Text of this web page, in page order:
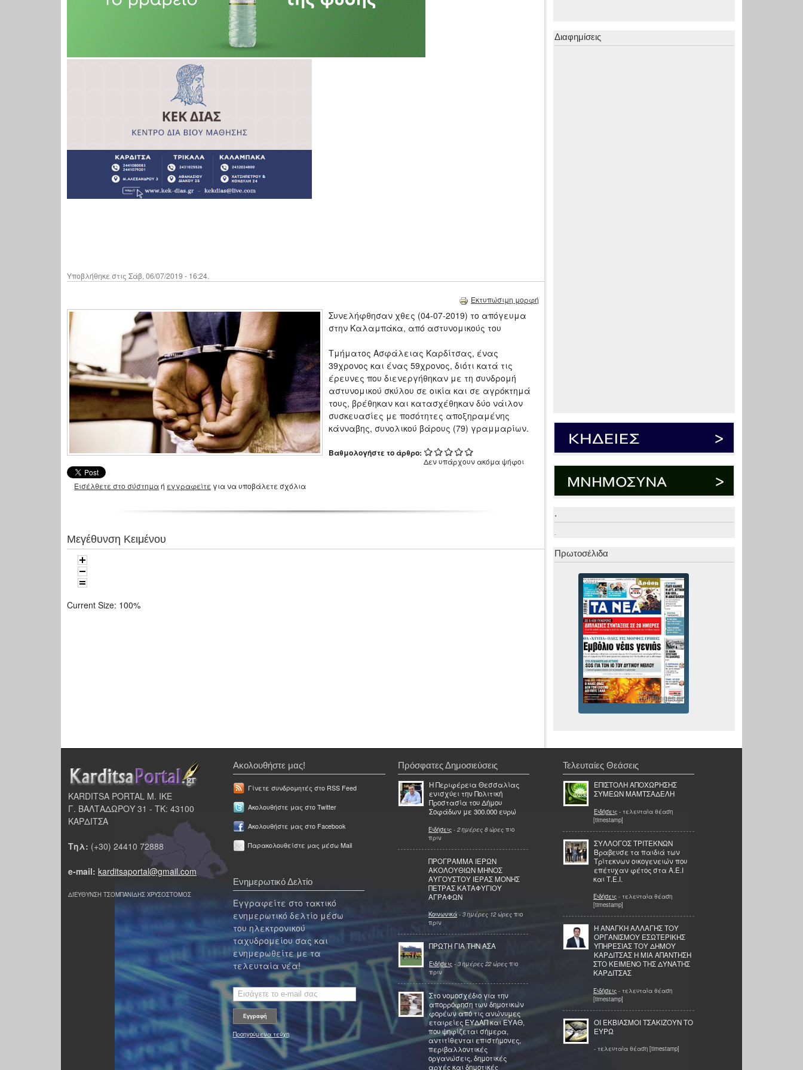
Υποβλήθηκε στις Σάβ, 06/07/2019 - 16:24.
Εκτυπώσιμη μορφή
Συνελήφθησαν χθες (04-07-2019) το απόγευμα
στην Καλαμπάκα, από αστυνομικούς του
Τμήματος Ασφάλειας Καρδίτσας, ένας
39χρονος και ένας 59χρονος, διότι κατά τις
έρευνες που διενεργήθηκαν με τη συνδρομή
αστυνομικού σκύλου σε οικία και σε αγρόκτημά
τους, βρέθηκαν και κατασχέθηκαν δύο νάιλον
συσκευασίες με ποσότητες αποξηραμένης
κάνναβης, συνολικού βάρους (79) γραμμαρίων.
Βαθμολογήστε το άρθρο:
Δεν υπάρχουν ακόμα ψήφοι
Εισέλθετε στο σύστημαή εγγραφείτε για να υποβάλετε σχόλια
Μεγέθυνση Κειμένου
Current Size: 100%
Διαφημίσεις
.
.
Πρωτοσέλιδα
KARDITSA PORTAL Μ. ΙΚΕ
Γ. ΒΑΛΤΑΔΩΡΟΥ 31 - ΤΚ: 43100
ΚΑΡΔΙΤΣΑ
Τηλ: (+30) 24410 72888
e-mail: karditsaportal@gmail.com
ΔΙΕΥΘΥΝΣΗ ΤΣΟΜΠΑΝΙΔΗΣ ΧΡΥΣΟΣΤΟΜΟΣ
Ακολουθήστε μας!
Γίνετε συνδρομητές στο RSS Feed
Ακολουθήστε μας στο Twitter
Ακολουθήστε μας στο Facebook
Παρακολουθείστε μας μέσω Mail
Ενημερωτικό Δελτίο
Εγγραφείτε στο τακτικό
ενημερωτικό δελτίο μέσω
του ηλεκτρονικού
ταχυδρομείου σας και
ενημερωθείτε με τα
τελευταία νέα!
Προηγούμενα τεύχη
Πρόσφατες Δημοσιεύσεις
Η Περιφέρεια Θεσσαλίας
ενισχύει την Πολιτική
Προστασία του Δήμου
Σοφάδων με 300.000 ευρώ
Ειδήσεις - 2 ημέρες 8 ώρες πιο
πριν
ΠΡΟΓΡΑΜΜΑ ΙΕΡΩΝ
ΑΚΟΛΟΥΘΙΩΝ ΜΗΝΟΣ
ΑΥΓΟΥΣΤΟΥ ΙΕΡΑΣ ΜΟΝΗΣ
ΠΕΤΡΑΣ ΚΑΤΑΦΥΓΙΟΥ
ΑΓΡΑΦΩΝ
Κοινωνικά - 3 ημέρες 12 ώρες πιο
πριν
ΠΡΩΤΗ ΓΙΑ ΤΗΝ ΑΣΑ
Ειδήσεις - 3 ημέρες 22 ώρες πιο
πριν
Στο νομοσχέδιο για την
απορρόφηση των δημοτικών
φορέων από τις ανώνυμες
εταιρείες ΕΥΔΑΠ και ΕΥΑΘ,
που ψηφίζεται σήμερα,
αντιτίθενται επιστήμονες,
περιβαλλοντικές
οργανώσεις, δημοτικές
αρχές και δημοτικές
Τελευταίες Θεάσεις
ΕΠΙΣΤΟΛΗ ΑΠΟΧΩΡΗΣΗΣ
ΣΥΜΕΩΝ ΜΑΜΤΣΑΔΕΛΗ
Ειδήσεις - τελευταία θέαση
[timestamp]
ΣΥΛΛΟΓΟΣ ΤΡΙΤΕΚΝΩΝ
Βραβευσε τα παιδιά των
Τρίτεκνων οικογενειών που
επέτυχαν φέτος στα Α.Ε.Ι
και Τ.Ε.Ι.
Ειδήσεις - τελευταία θέαση
[timestamp]
Η ΑΝΑΓΚΗ ΑΛΛΑΓΗΣ ΤΟΥ
ΟΡΓΑΝΙΣΜΟΥ ΕΣΩΤΕΡΙΚΗΣ
ΥΠΗΡΕΣΙΑΣ ΤΟΥ ΔΗΜΟΥ
ΚΑΡΔΙΤΣΑΣ Η ΜΙΑ ΑΠΑΝΤΗΣΗ
ΣΤΟ ΚΕΙΜΕΝΟ ΤΗΣ ΔΥΝΑΤΗΣ
ΚΑΡΔΙΤΣΑΣ
Ειδήσεις - τελευταία θέαση
[timestamp]
OI ΕΚΒΙΑΣΜΟΙ ΤΣΑΚΙΖΟΥΝ ΤΟ
ΕΥΡΩ
- τελευταία θέαση [timestamp]